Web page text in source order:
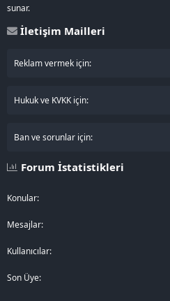
sunar.
İletişim Mailleri
Reklam vermek için:
Hukuk ve KVKK için:
Ban ve sorunlar için:
Forum İstatistikleri
Konular
Mesajlar
Kullanıcılar
Son Üye